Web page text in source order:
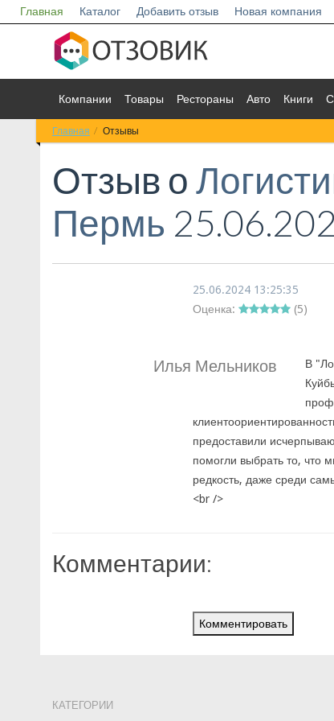
Главная Каталог Добавить отзыв Новая компания
Компании Товары Рестораны Авто Книги
Главная Отзывы
Отзыв о
Пермь
25.06.2024 13:25:35
Оценка:
(5)
Илья Мельников
В
предоставили
помогли выбрать то, что
редкость, даже среди
<br />
Комментарии:
Комментировать
КАТЕГОРИИ